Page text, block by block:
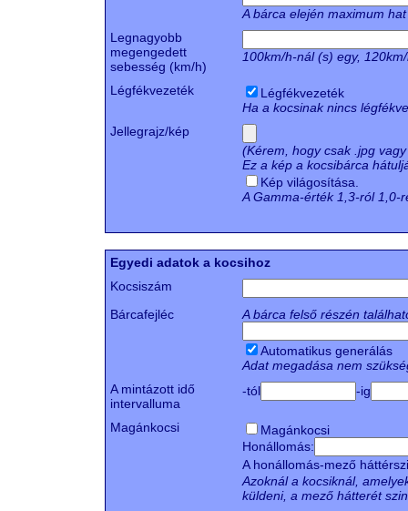
A bárca elején maximum
Legnagyobb
megengedett
sebesség (km/h)
100km/h-nál (s) egy,
Légfékvezeték
Légfékvezeték
Ha a kocsinak nincs
Jellegrajz/kép
(Kérem, hogy csak .jpg
Ez a kép a kocsibárca
Kép világosítása.
A Gamma-érték 1,3-ról 1,0-
Egyedi adatok a kocsihoz
Kocsiszám
Bárcafejléc
A bárca felső részén
Automatikus generálás
Adat megadása nem
A mintázott idő
intervalluma
-tól -ig
Magánkocsi
Magánkocsi
Honállomás:
A honállomás-mező
Azoknál a kocsiknál,
küldeni, a mező hátterét